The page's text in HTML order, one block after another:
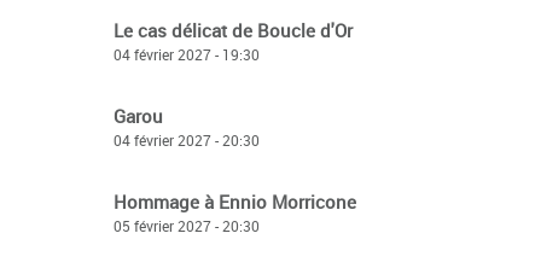
Le cas délicat de Boucle d'Or
04 février 2027 - 19:30
Garou
04 février 2027 - 20:30
Hommage à Ennio Morricone
05 février 2027 - 20:30